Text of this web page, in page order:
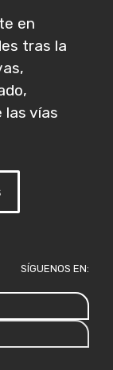
en
tras la
las vías
SÍGUENOS EN: